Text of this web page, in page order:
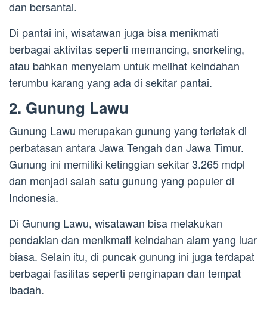
dan bersantai.
Di pantai ini, wisatawan juga bisa menikmati
berbagai aktivitas seperti memancing, snorkeling,
atau bahkan menyelam untuk melihat keindahan
terumbu karang yang ada di sekitar pantai.
2. Gunung Lawu
Gunung Lawu merupakan gunung yang terletak di
perbatasan antara Jawa Tengah dan Jawa Timur.
Gunung ini memiliki ketinggian sekitar 3.265 mdpl
dan menjadi salah satu gunung yang populer di
Indonesia.
Di Gunung Lawu, wisatawan bisa melakukan
pendakian dan menikmati keindahan alam yang luar
biasa. Selain itu, di puncak gunung ini juga terdapat
berbagai fasilitas seperti penginapan dan tempat
ibadah.